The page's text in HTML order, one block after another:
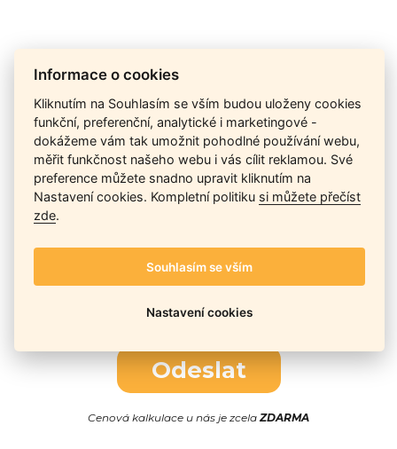
Cena na dotaz
Ceny závisí na množství kusů skladem, dostupnosti náhrad,
výkonnosti a atypičnosti daného modelu. Pokusíme se
nabídnoutaktuálněnejlepší cenu, a Vy si vyberete, co je pro
Vás nejvýhodnější.
Telefon / Email
Odeslat
Cenová kalkulace u nás je zcelaZDARMA
Informace o cookies
Kliknutím na Souhlasím se vším budou uloženy cookies
funkční, preferenční, analytické i marketingové -
dokážeme vám tak umožnit pohodlné používání webu,
měřit funkčnost našeho webu i vás cílit reklamou. Své
preference můžete snadno upravit kliknutím na
Nastavení cookies. Kompletní politiku si můžete přečíst
zde.
Souhlasím se vším
Nastavení cookies